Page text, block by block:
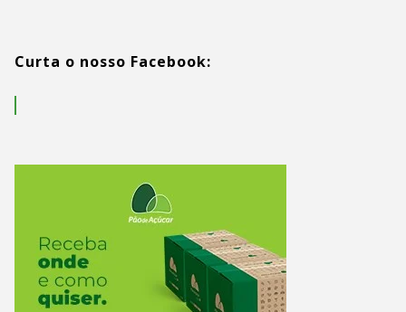
Curta o nosso Facebook: